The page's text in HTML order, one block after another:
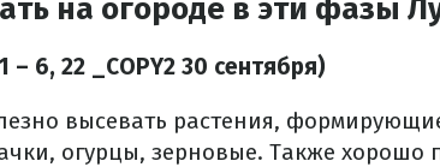
на огороде в эти фазы
– 6, 22 _COPY2 30 сентября)
высевать растения,
огурцы, зерновые. Также хорошо